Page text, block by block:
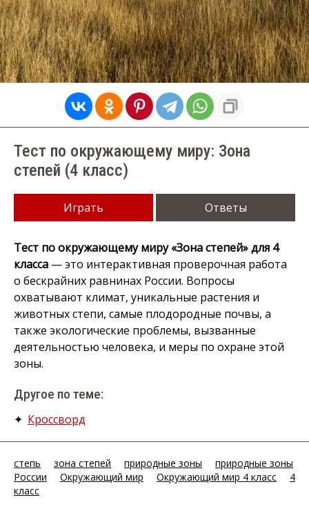
Тест по окружающему миру: Зона
степей (4 класс)
Играть Ответы
Тест по окружающему миру «Зона степей» для 4
класса — это интерактивная проверочная работа
о бескрайних равнинах России. Вопросы
охватывают климат, уникальные растения и
животных степи, самые плодородные почвы, а
также экологические проблемы, вызванные
деятельностью человека, и меры по охране этой
зоны.
Другое по теме:
✦ Кроссворд
степь зона степей природные зоны
природные зоны
России
Окружающий мир Окружающий мир 4 класс
4
класс